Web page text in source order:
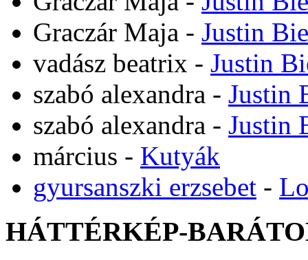
Graczár Maja - Justin
vadász beatrix - Justin
szabó alexandra - Justin
szabó alexandra - Justin
március - Kutyák
gyursanszki erzsebet -
HÁTTÉRKÉP-